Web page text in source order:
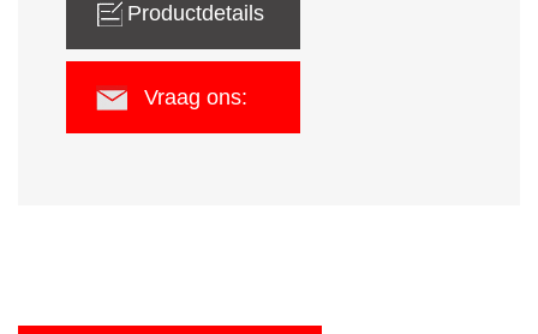
Productdetails
Vraag ons: